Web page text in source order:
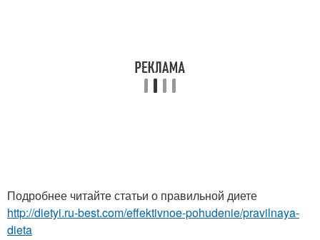
Подробнее читайте статьи о правильной диете
http://dietyi.ru-best.com/effektivnoe-pohudenie/pravilnaya-
dieta